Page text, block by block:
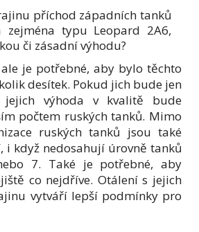
příchod západních tanků
typu Leopard 2A6,
či zásadní výhodu?
je potřebné, aby bylo těchto
desítek. Pokud jich bude jen
jejich výhoda v kvalitě bude
počtem ruských tanků. Mimo
ruských tanků jsou také
i když nedosahují úrovně tanků
7. Také je potřebné, aby
co nejdříve. Otálení s jejich
vytváří lepší podmínky pro